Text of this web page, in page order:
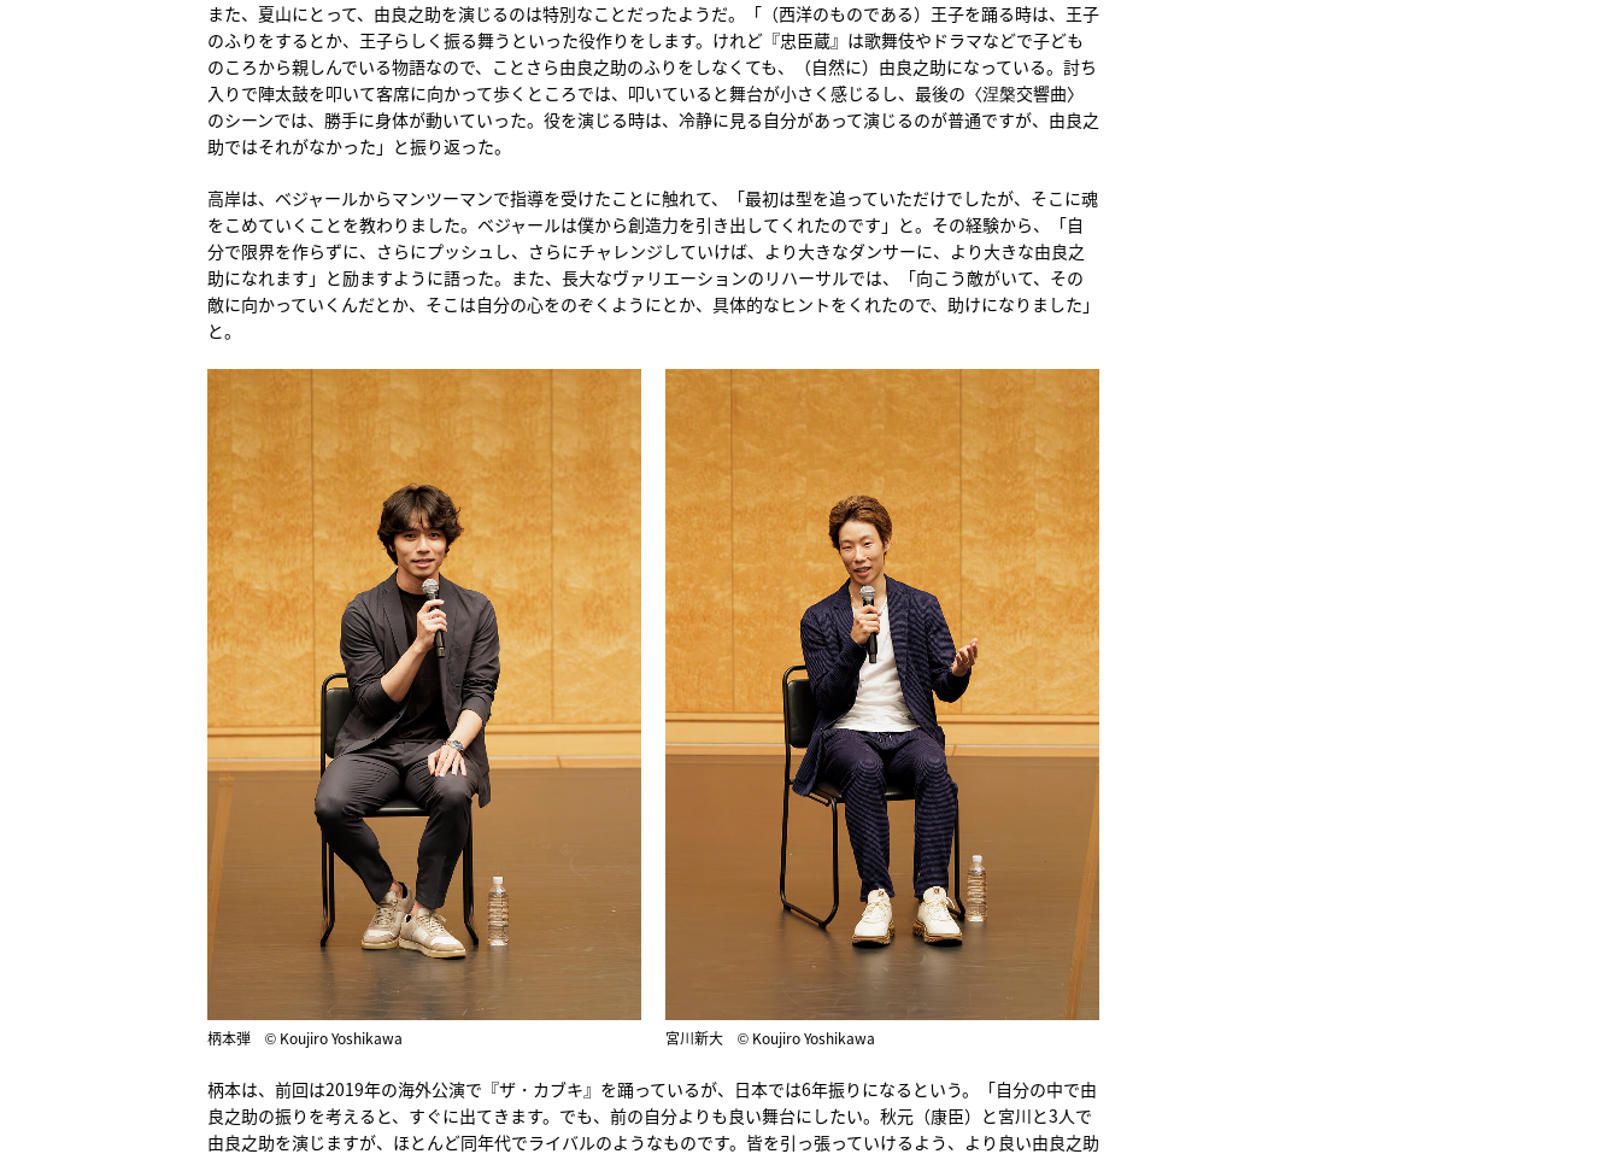
また、夏山にとって、由良之助を演じるのは特別なことだったようだ。「（西洋のものである）王子を踊る時は、王子
のふりをするとか、王子らしく振る舞うといった役作りをします。けれど『忠臣蔵』は歌舞伎やドラマなどで子ども
のころから親しんでいる物語なので、ことさら由良之助のふりをしなくても、（自然に）由良之助になっている。討ち
入りで陣太鼓を叩いて客席に向かって歩くところでは、叩いていると舞台が小さく感じるし、最後の〈涅槃交響曲〉
のシーンでは、勝手に身体が動いていった。役を演じる時は、冷静に見る自分があって演じるのが普通ですが、由良之
助ではそれがなかった」と振り返った。
高岸は、ベジャールからマンツーマンで指導を受けたことに触れて、「最初は型を追っていただけでしたが、そこに魂
をこめていくことを教わりました。ベジャールは僕から創造力を引き出してくれたのです」と。その経験から、「自
分で限界を作らずに、さらにプッシュし、さらにチャレンジしていけば、より大きなダンサーに、より大きな由良之
助になれます」と励ますように語った。また、長大なヴァリエーションのリハーサルでは、「向こう敵がいて、その
敵に向かっていくんだとか、そこは自分の心をのぞくようにとか、具体的なヒントをくれたので、助けになりました」
と。
柄本弾 © Koujiro Yoshikawa 宮川新大 © Koujiro Yoshikawa
柄本は、前回は2019年の海外公演で『ザ・カブキ』を踊っているが、日本では6年振りになるという。「自分の中で由
良之助の振りを考えると、すぐに出てきます。でも、前の自分よりも良い舞台にしたい。秋元（康臣）と宮川と3人で
由良之助を演じますが、ほとんど同年代でライバルのようなものです。皆を引っ張っていけるよう、より良い由良之助